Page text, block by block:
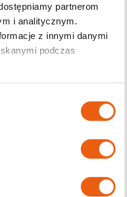
partnerom
i analitycznym.
z innymi danymi
podczas